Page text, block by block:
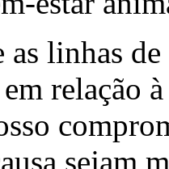
as linhas
relação
sejam